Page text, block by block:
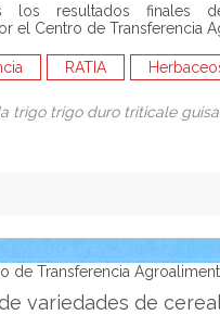
los resultados finales
el Centro de Transferencia
RATIA
trigo trigo duro triticale
de Transferencia
variedades de